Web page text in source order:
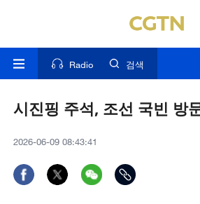
Radio 검색
시진핑 주석, 조선 국빈 방
2026-06-09 08:43:41